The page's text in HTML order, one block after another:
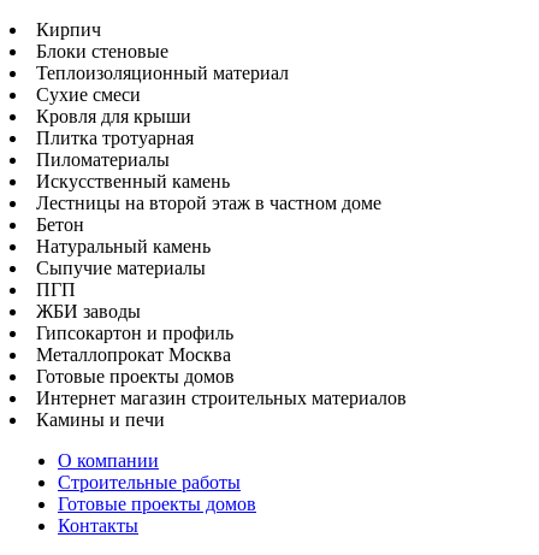
Кирпич
Блоки стеновые
Теплоизоляционный материал
Сухие смеси
Кровля для крыши
Плитка тротуарная
Пиломатериалы
Искусственный камень
Лестницы на второй этаж в частном доме
Бетон
Натуральный камень
Сыпучие материалы
ПГП
ЖБИ заводы
Гипсокартон и профиль
Металлопрокат Москва
Готовые проекты домов
Интернет магазин строительных материалов
Камины и печи
О компании
Строительные работы
Готовые проекты домов
Контакты